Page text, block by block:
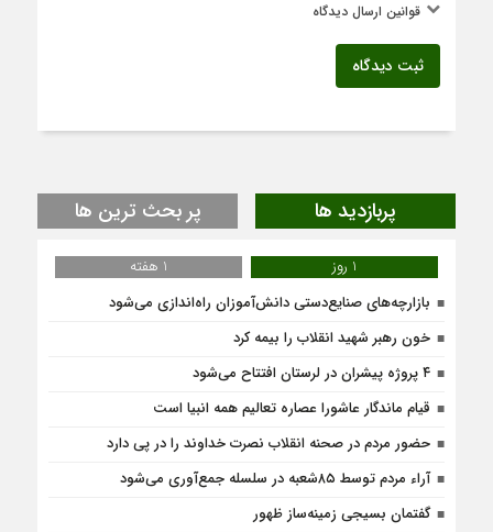
قوانین ارسال دیدگاه
ثبت دیدگاه
پربازدید ها پر بحث ترین ها
1 روز
1 هفته
بازارچه‌های صنایع‌دستی دانش‌آموزان راه‌اندازی می‌شود
خون رهبر شهید انقلاب را بیمه کرد
۴ پروژه پیشران در لرستان افتتاح می‌شود
قیام ماندگار عاشورا عصاره تعالیم همه انبیا است
حضور مردم در صحنه انقلاب نصرت خداوند را در پی‌ دارد
آراء مردم توسط ۸۵شعبه در سلسله جمع‌آوری می‌شود
گفتمان بسیجی زمینه‌ساز ظهور